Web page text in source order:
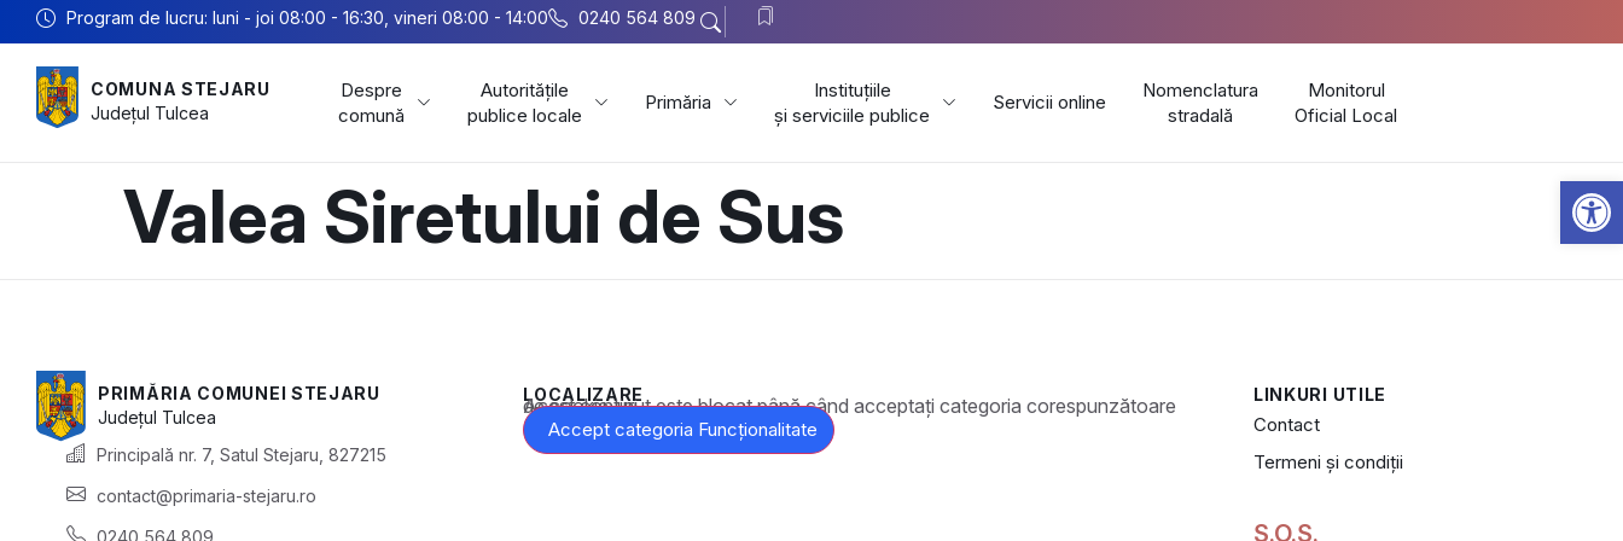
Program de lucru: luni - joi 08:00 - 16:30, vineri 08:00 - 14:00 0240 564 809
COMUNA STEJARU
Județul Tulcea
Despre
comună
Autoritățile
publice locale
Primăria
Instituțiile
și serviciile publice
Servicii online
Nomenclatura
stradală
Monitorul
Oficial Local
Valea Siretului de Sus
PRIMĂRIA COMUNEI STEJARU
Județul Tulcea
Principală nr. 7, Satul Stejaru, 827215
contact@primaria-stejaru.ro
0240 564 809
LOCALIZARE
Acest conținut este blocat până când acceptați categoria corespunzătoare de cookie-uri.
Accept categoria Funcționalitate
LINKURI UTILE
Contact
Termeni și condiții
S.O.S.